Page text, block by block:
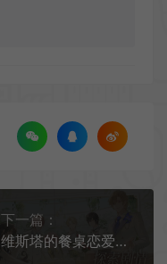
下一篇：
维斯塔的餐桌恋爱养成手机游戏[Android][v0.9.161851]